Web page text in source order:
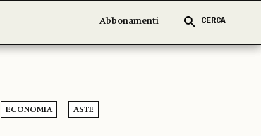
Abbonamenti CERCA
Abbonamenti CERCA
ECONOMIA ASTE